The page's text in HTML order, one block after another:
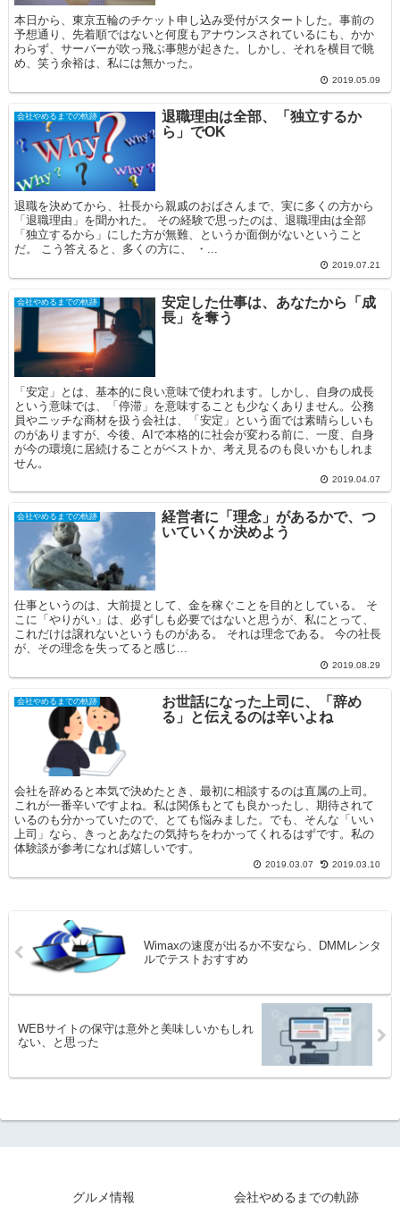
本日から、東京五輪のチケット申し込み受付がスタートした。事前の
予想通り、先着順ではないと何度もアナウンスされているにも、かか
わらず、サーバーが吹っ飛ぶ事態が起きた。しかし、それを横目で眺
め、笑う余裕は、私には無かった。
2019.05.09
会社やめるまでの軌跡
退職理由は全部、「独立するか
ら」でOK
退職を決めてから、社長から親戚のおばさんまで、実に多くの方から
「退職理由」を聞かれた。 その経験で思ったのは、退職理由は全部
「独立するから」にした方が無難、というか面倒がないということ
だ。 こう答えると、多くの方に、 ・...
2019.07.21
会社やめるまでの軌跡
安定した仕事は、あなたから「成
長」を奪う
「安定」とは、基本的に良い意味で使われます。しかし、自身の成長
という意味では、「停滞」を意味することも少なくありません。公務
員やニッチな商材を扱う会社は、「安定」という面では素晴らしいも
のがありますが、今後、AIで本格的に社会が変わる前に、一度、自身
が今の環境に居続けることがベストか、考え見るのも良いかもしれま
せん。
2019.04.07
会社やめるまでの軌跡
経営者に「理念」があるかで、つ
いていくか決めよう
仕事というのは、大前提として、金を稼ぐことを目的としている。 そ
こに「やりがい」は、必ずしも必要ではないと思うが、私にとって、
これだけは譲れないというものがある。 それは理念である。 今の社長
が、その理念を失ってると感じ...
2019.08.29
会社やめるまでの軌跡
お世話になった上司に、「辞め
る」と伝えるのは辛いよね
会社を辞めると本気で決めたとき、最初に相談するのは直属の上司。
これが一番辛いですよね。私は関係もとても良かったし、期待されて
いるのも分かっていたので、とても悩みました。でも、そんな「いい
上司」なら、きっとあなたの気持ちをわかってくれるはずです。私の
体験談が参考になれば嬉しいです。
2019.03.07 2019.03.10
Wimaxの速度が出るか不安なら、DMMレンタ
ルでテストおすすめ
WEBサイトの保守は意外と美味しいかもしれ
ない、と思った
グルメ情報 会社やめるまでの軌跡